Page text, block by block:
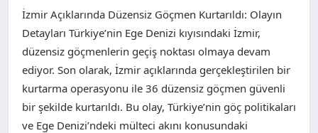
KÜLTÜR SANAT
SAĞLIK
TEKNOLOJI
İzmir Açıklarında Düzensiz Göçmen Kurtarıldı: Olayın
Detayları Türkiye’nin Ege Denizi kıyısındaki İzmir,
düzensiz göçmenlerin geçiş noktası olmaya devam
ediyor. Son olarak, İzmir açıklarında gerçekleştirilen bir
kurtarma operasyonu ile 36 düzensiz göçmen güvenli
bir şekilde kurtarıldı. Bu olay, Türkiye’nin göç politikaları
ve Ege Denizi’ndeki mülteci akını konusundaki